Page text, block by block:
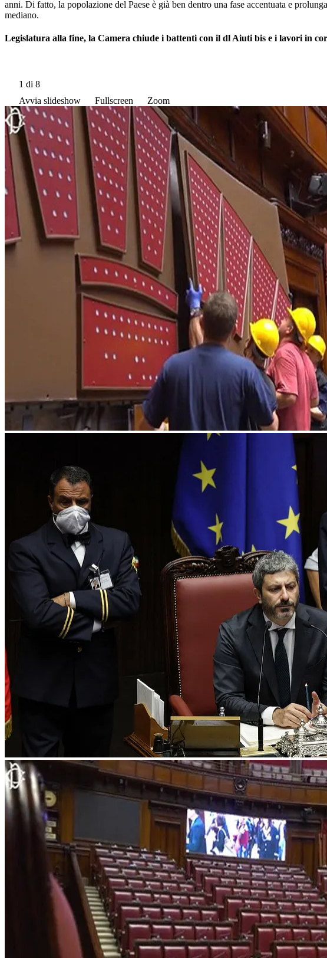
anni. Di fatto, la popolazione del Paese è già ben dentro una fase accentuata e
mediano.
Legislatura alla fine, la Camera chiude i battenti con il dl Aiuti bis e i lavori in
1 di 8
Avvia slideshow
Fullscreen Zoom